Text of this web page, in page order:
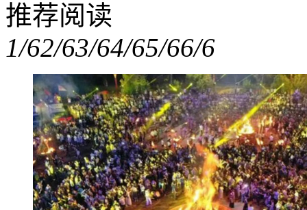
推荐阅读
1/62/63/64/65/66/6